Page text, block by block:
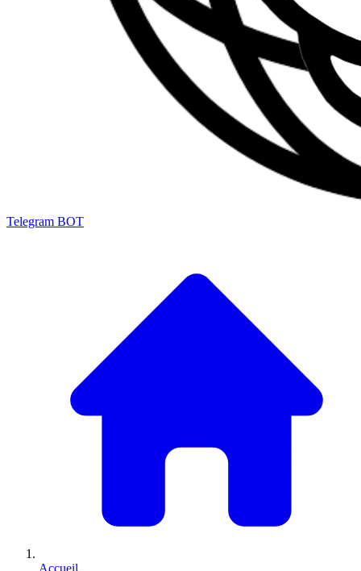
Telegram BOT